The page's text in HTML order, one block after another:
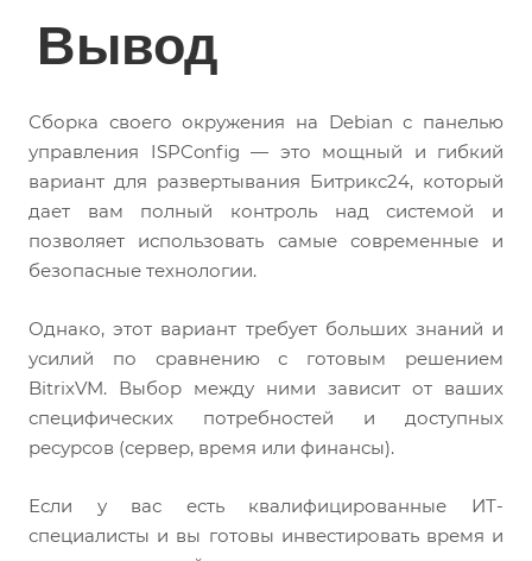
Вывод
Сборка своего окружения на Debian с панелью
управления ISPConfig — это мощный и гибкий
вариант для развертывания Битрикс24, который
дает вам полный контроль над системой и
позволяет использовать самые современные и
безопасные технологии.
Однако, этот вариант требует больших знаний и
усилий по сравнению с готовым решением
BitrixVM. Выбор между ними зависит от ваших
специфических потребностей и доступных
ресурсов (сервер, время или финансы).
Если у вас есть квалифицированные ИТ-
специалисты и вы готовы инвестировать время и